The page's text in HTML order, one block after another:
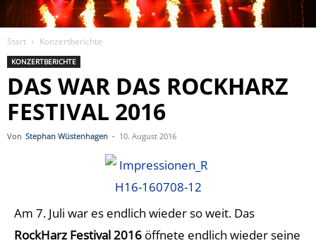
Start Konzertberichte
KONZERTBERICHTE
DAS WAR DAS ROCKHARZ
FESTIVAL 2016
Von Stephan Wüstenhagen - 10. August 2016
Am 7. Juli war es endlich wieder so weit. Das
RockHarz Festival 2016 öffnete endlich wieder seine